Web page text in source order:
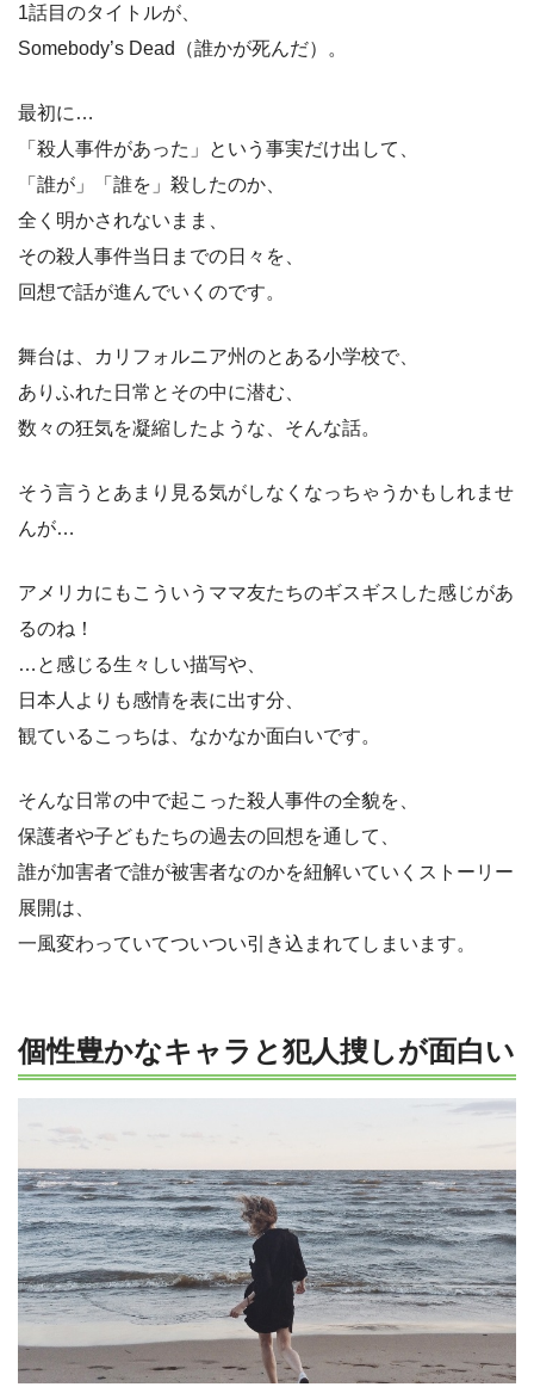
1話目のタイトルが、
Somebody’s Dead（誰かが死んだ）。
最初に…
「殺人事件があった」という事実だけ出して、
「誰が」「誰を」殺したのか、
全く明かされないまま、
その殺人事件当日までの日々を、
回想で話が進んでいくのです。
舞台は、カリフォルニア州のとある小学校で、
ありふれた日常とその中に潜む、
数々の狂気を凝縮したような、そんな話。
そう言うとあまり見る気がしなくなっちゃうかもしれませ
んが…
アメリカにもこういうママ友たちのギスギスした感じがあ
るのね！
…と感じる生々しい描写や、
日本人よりも感情を表に出す分、
観ているこっちは、なかなか面白いです。
そんな日常の中で起こった殺人事件の全貌を、
保護者や子どもたちの過去の回想を通して、
誰が加害者で誰が被害者なのかを紐解いていくストーリー
展開は、
一風変わっていてついつい引き込まれてしまいます。
個性豊かなキャラと犯人捜しが面白い